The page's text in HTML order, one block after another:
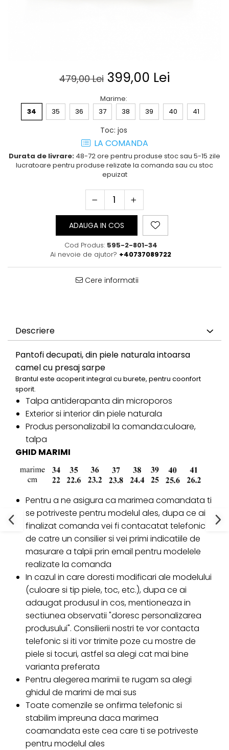
479,00 Lei 399,00 Lei
Marime:
34
35 36 37 38 39 40 41
Toc: jos
LA COMANDA
Durata de livrare: 48-72 ore pentru produse stoc sau 5-15 zile
lucratoare pentru produse relizate la comanda sau cu stoc
epuizat
ADAUGA IN COS
Cod Produs: 595-2-801-34
Ai nevoie de ajutor? +40737089722
Cere informatii
Descriere
Pantofi decupati, din piele naturala intoarsa
camel cu presaj sarpe
Brantul este acoperit integral cu burete, pentru coonfort
sporit.
Talpa antiderapanta din microporos
Exterior si interior din piele naturala
Produs personalizabil la comanda:culoare,
talpa
GHID MARIMI
Pentru a ne asigura ca marimea comandata ti
se potriveste pentru modelul ales, dupa ce ai
finalizat comanda vei fi contacatat telefonic
de catre un consilier si vei primi indicatiile de
masurare a talpii prin email pentru modelele
realizate la comanda
In cazul in care doresti modificari ale modelului
(culoare si tip piele, toc, etc.), dupa ce ai
adaugat produsul in cos, mentioneaza in
sectiunea observatii "doresc personalizarea
produsului". Consilierii nostri te vor contacta
telefonic si iti vor trimite poze cu mostre de
piele si tocuri, astfel sa alegi cat mai bine
varianta preferata
Pentru alegerea marimii te rugam sa alegi
ghidul de marimi de mai sus
Toate comenzile se onfirma telefonic si
stabilim impreuna daca marimea
coamandata este cea care ti se potriveste
pentru modelul ales